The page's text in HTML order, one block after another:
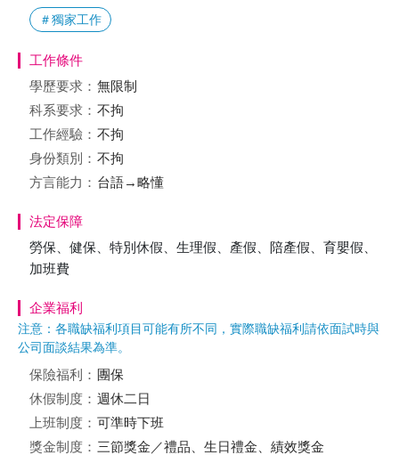
＃獨家工作
工作條件
學歷要求： 無限制
科系要求： 不拘
工作經驗： 不拘
身份類別： 不拘
方言能力： 台語→略懂
法定保障
勞保、健保、特別休假、生理假、產假、陪產假、育嬰假、
加班費
企業福利
注意：各職缺福利項目可能有所不同，實際職缺福利請依面試時與
公司面談結果為準。
保險福利： 團保
休假制度： 週休二日
上班制度： 可準時下班
獎金制度： 三節獎金／禮品、生日禮金、績效獎金